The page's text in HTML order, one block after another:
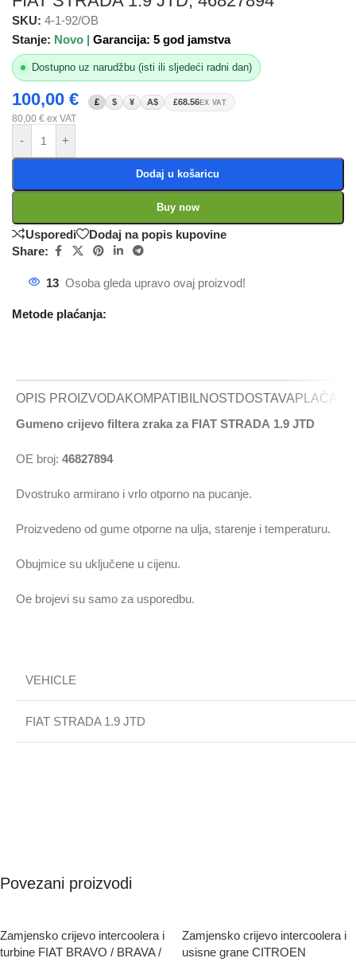
SKU: 4-1-92/OB
Stanje: Novo | Garancija: 5 god jamstva
Dostupno uz narudžbu (isti ili sljedeći radni dan)
100,00 € £ $ ¥ A$ £68.56 EX VAT
80,00 € ex VAT
- +
Dodaj u košaricu
Buy now
Usporedi
Dodaj na popis kupovine
Share:
13 Osoba gleda upravo ovaj proizvod!
Metode plaćanja:
OPIS PROIZVODAKOMPATIBILNOSTDOSTAVA
Gumeno crijevo filtera zraka za FIAT STRADA 1.9 JTD
OE broj: 46827894
Dvostruko armirano i vrlo otporno na pucanje.
Proizvedeno od gume otporne na ulja, starenje i temperaturu.
Obujmice su uključene u cijenu.
Oe brojevi su samo za usporedbu.
VEHICLE
FIAT STRADA 1.9 JTD
Povezani proizvodi
Zamjensko crijevo intercoolera i
turbine FIAT BRAVO / BRAVA /
Zamjensko crijevo intercoolera i
usisne grane CITROEN